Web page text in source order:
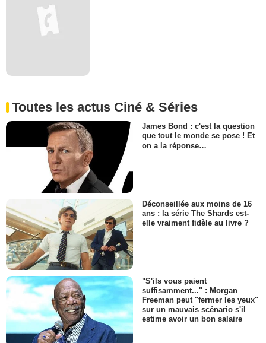
Toutes les actus Ciné & Séries
James Bond : c'est la question
que tout le monde se pose ! Et
on a la réponse…
Déconseillée aux moins de 16
ans : la série The Shards est-
elle vraiment fidèle au livre ?
"S'ils vous paient
suffisamment..." : Morgan
Freeman peut "fermer les yeux"
sur un mauvais scénario s'il
estime avoir un bon salaire